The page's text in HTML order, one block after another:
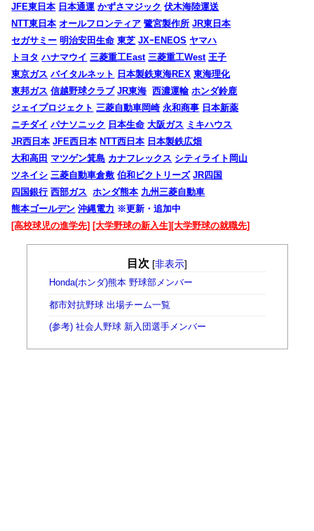
JFE東日本 日本通運 かずさマジック 伏木海陸運送
NTT東日本 オールフロンティア 鷺宮製作所 JR東日本
セガサミー 明治安田生命 東芝 JXｰENEOS ヤマハ
トヨタ ハナマウイ 三菱重工East 三菱重工West 王子
東京ガス バイタルネット 日本製鉄東海REX 東海理化
東邦ガス 信越野球クラブ JR東海 西濃運輸 ホンダ鈴鹿
ジェイプロジェクト 三菱自動車岡崎 永和商事 日本新薬
ニチダイ パナソニック 日本生命 大阪ガス ミキハウス
JR西日本 JFE西日本 NTT西日本 日本製鉄広畑
大和高田 マツゲン箕島 カナフレックス シティライト岡山
ツネイシ 三菱自動車倉敷 伯和ビクトリーズ JR四国
四国銀行 西部ガス ホンダ熊本 九州三菱自動車
熊本ゴールデン 沖縄電力 ※更新・追加中
[高校球児の進学先] [大学野球の新入生][大学野球の就職先]
目次 [非表示]
Honda(ホンダ)熊本 野球部メンバー
都市対抗野球 出場チーム一覧
(参考) 社会人野球 新入団選手メンバー